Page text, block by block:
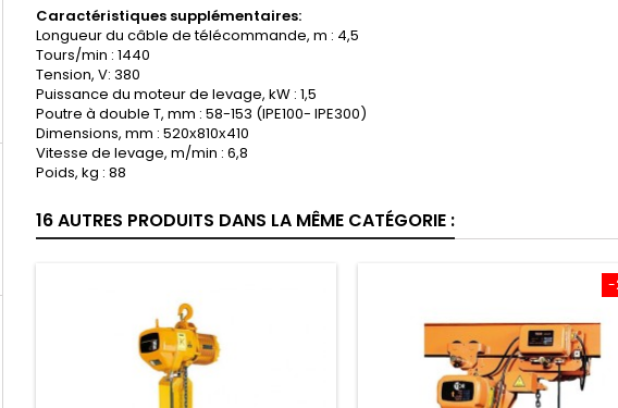
Caractéristiques supplémentaires:
Longueur du câble de télécommande, m : 4,5
Tours/min : 1440
Tension, V: 380
Puissance du moteur de levage, kW : 1,5
Poutre à double T, mm : 58-153 (IPE100- IPE300)
Dimensions, mm : 520х810х410
Vitesse de levage, m/min : 6,8
Poids, kg : 88
16 AUTRES PRODUITS DANS LA MÊME CATÉGORIE :
-